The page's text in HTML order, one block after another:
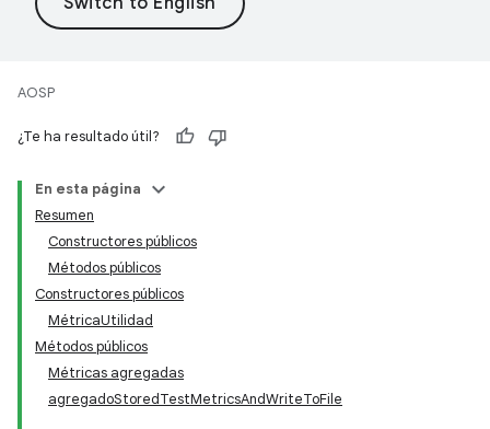
AOSP
¿Te ha resultado útil?
En esta página
Resumen
Constructores públicos
Métodos públicos
Constructores públicos
MétricaUtilidad
Métodos públicos
Métricas agregadas
agregadoStoredTestMetricsAndWriteToFile